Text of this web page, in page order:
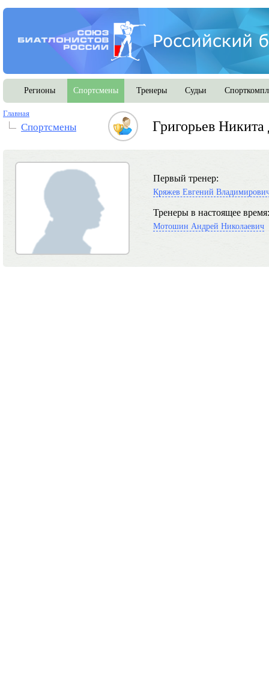
Регионы Спортсмены Тренеры Судьи
Главная
Спортсмены Григорьев
Первый тренер:
Кряжев Евгений
Тренеры в настоящее время:
Мотошин Андрей Николаевич